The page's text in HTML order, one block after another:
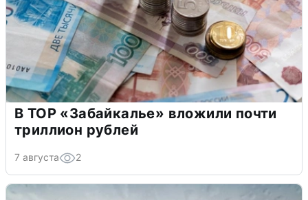
В ТОР «Забайкалье» вложили почти
триллион рублей
7 августа 2